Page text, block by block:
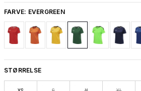
FARVE: EVERGREEN
STØRRELSE